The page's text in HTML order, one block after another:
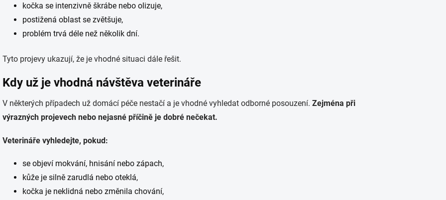
kočka se intenzivně škrábe nebo olizuje,
postižená oblast se zvětšuje,
problém trvá déle než několik dní.
Tyto projevy ukazují, že je vhodné situaci dále řešit.
Kdy už je vhodná návštěva veterináře
V některých případech už domácí péče nestačí a je vhodné vyhledat odborné posouzení. Zejména při
výrazných projevech nebo nejasné příčině je dobré nečekat.
Veterináře vyhledejte, pokud:
se objeví mokvání, hnisání nebo zápach,
kůže je silně zarudlá nebo oteklá,
kočka je neklidná nebo změnila chování,